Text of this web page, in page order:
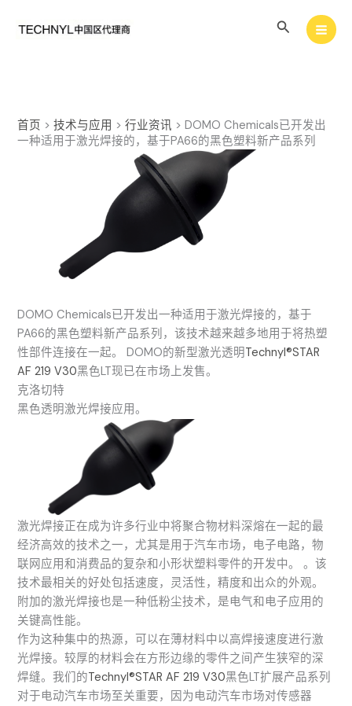
搜
首页 >技术与应用 >行业资讯 >DOMO Chemicals已开发出
一种适用于激光焊接的，基于PA66的黑色塑料新产品系列
DOMO Chemicals已开发出一种适用于激光焊接的，基于
PA66的黑色塑料新产品系列，该技术越来越多地用于将热塑
性部件连接在一起。 DOMO的新型激光透明Technyl®STAR
AF 219 V30黑色LT现已在市场上发售。
克洛切特
黑色透明激光焊接应用。
激光焊接正在成为许多行业中将聚合物材料深熔在一起的最
经济高效的技术之一，尤其是用于汽车市场，电子电路，物
联网应用和消费品的复杂和小形状塑料零件的开发中。 。该
技术最相关的好处包括速度，灵活性，精度和出众的外观。
附加的激光焊接也是一种低粉尘技术，是电气和电子应用的
关键高性能。
作为这种集中的热源，可以在薄材料中以高焊接速度进行激
光焊接。较厚的材料会在方形边缘的零件之间产生狭窄的深
焊缝。我们的Technyl®STAR AF 219 V30黑色LT扩展产品系列
对于电动汽车市场至关重要，因为电动汽车市场对传感器